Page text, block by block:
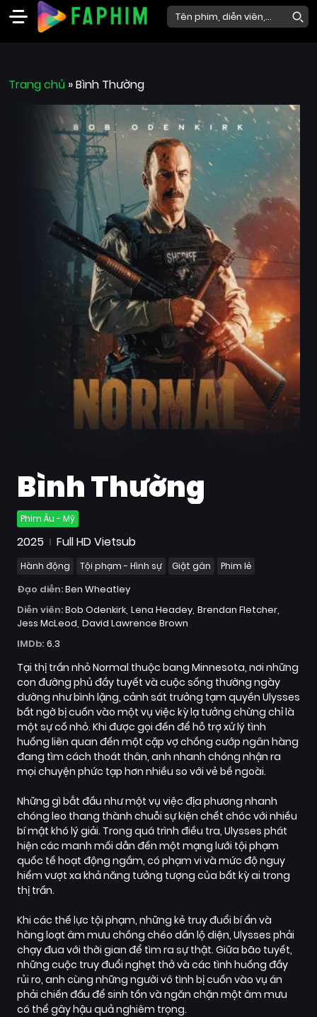
Phim
Chiếu
Trang chủ »Bình Thường
Bình Thường
Phim Âu - Mỹ
2025 Full HD Vietsub
Hành động Tội phạm - Hình sự Giật gân Phim lẻ
Đạo diễn:Ben Wheatley
Diễn viên:Bob Odenkirk Lena Headey Brendan Fletcher
Jess McLeod David Lawrence Brown
IMDb: 6.3
Tại thị trấn nhỏ Normal thuộc bang Minnesota, nơi những
con đường phủ đầy tuyết và cuộc sống thường ngày
dường như bình lặng, cảnh sát trưởng tạm quyền Ulysses
bất ngờ bị cuốn vào một vụ việc kỳ lạ tưởng chừng chỉ là
một sự cố nhỏ. Khi được gọi đến để hỗ trợ xử lý tình
huống liên quan đến một cặp vợ chồng cướp ngân hàng
đang tìm cách thoát thân, anh nhanh chóng nhận ra
mọi chuyện phức tạp hơn nhiều so với vẻ bề ngoài.
Những gì bắt đầu như một vụ việc địa phương nhanh
chóng leo thang thành chuỗi sự kiện chết chóc với nhiều
bí mật khó lý giải. Trong quá trình điều tra, Ulysses phát
hiện các manh mối dẫn đến một mạng lưới tội phạm
quốc tế hoạt động ngầm, có phạm vi và mức độ nguy
hiểm vượt xa khả năng tưởng tượng của bất kỳ ai trong
thị trấn.
Khi các thế lực tội phạm, những kẻ truy đuổi bí ẩn và
hàng loạt âm mưu chồng chéo dần lộ diện, Ulysses phải
chạy đua với thời gian để tìm ra sự thật. Giữa bão tuyết,
những cuộc truy đuổi nghẹt thở và các tình huống đầy
rủi ro, anh cùng những người vô tình bị cuốn vào vụ án
phải chiến đấu để sinh tồn và ngăn chặn một âm mưu
có thể gây hậu quả nghiêm trọng.